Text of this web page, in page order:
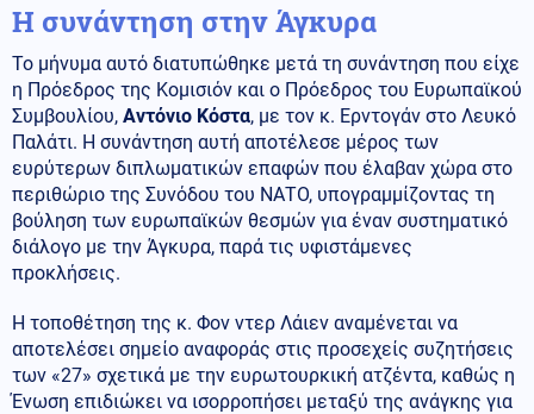
Η συνάντηση στην Άγκυρα
Το μήνυμα αυτό διατυπώθηκε μετά τη συνάντηση που είχε
η Πρόεδρος της Κομισιόν και ο Πρόεδρος του Ευρωπαϊκού
Συμβουλίου, Αντόνιο Κόστα, με τον κ. Ερντογάν στο Λευκό
Παλάτι. Η συνάντηση αυτή αποτέλεσε μέρος των
ευρύτερων διπλωματικών επαφών που έλαβαν χώρα στο
περιθώριο της Συνόδου του ΝΑΤΟ, υπογραμμίζοντας τη
βούληση των ευρωπαϊκών θεσμών για έναν συστηματικό
διάλογο με την Άγκυρα, παρά τις υφιστάμενες
προκλήσεις.
Η τοποθέτηση της κ. Φον ντερ Λάιεν αναμένεται να
αποτελέσει σημείο αναφοράς στις προσεχείς συζητήσεις
των «27» σχετικά με την ευρωτουρκική ατζέντα, καθώς η
Ένωση επιδιώκει να ισορροπήσει μεταξύ της ανάγκης για